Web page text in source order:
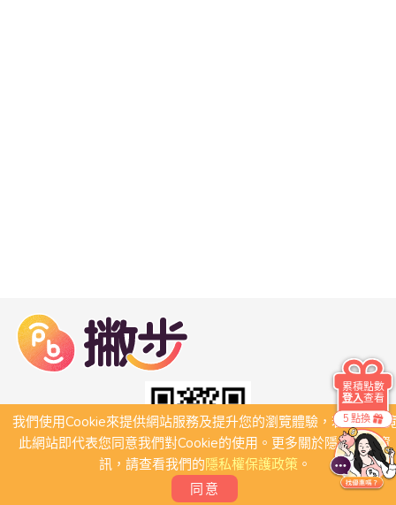
我們使用Cookie來提供網站服務及提升您的瀏覽體驗，若繼續瀏
此網站即代表您同意我們對Cookie的使用。更多關於隱私保護資
訊，請查看我們的隱私權保護政策。
同意
5 點換
累積點數
登入查看